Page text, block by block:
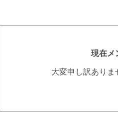
現在メ
大変申し訳あり